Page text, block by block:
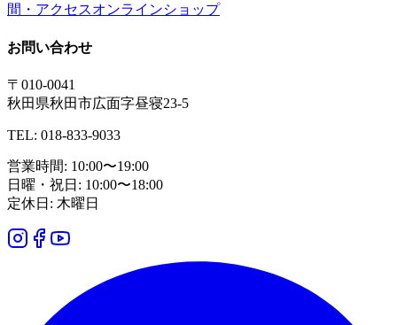
間・アクセスオンラインショップ
お問い合わせ
〒010-0041
秋田県秋田市広面字昼寝23-5
TEL: 018-833-9033
営業時間: 10:00〜19:00
日曜・祝日: 10:00〜18:00
定休日: 木曜日